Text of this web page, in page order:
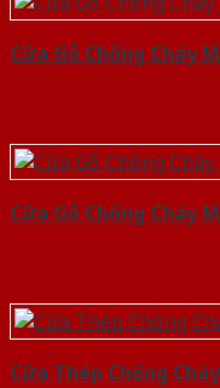
Cửa Gỗ Chống Cháy
Cửa Gỗ Chống Cháy
Cửa Thép Chống